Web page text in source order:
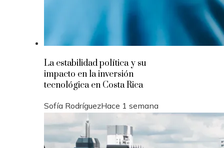
La estabilidad política y su
impacto en la inversión
tecnológica en Costa Rica
Sofía RodríguezHace 1 semana